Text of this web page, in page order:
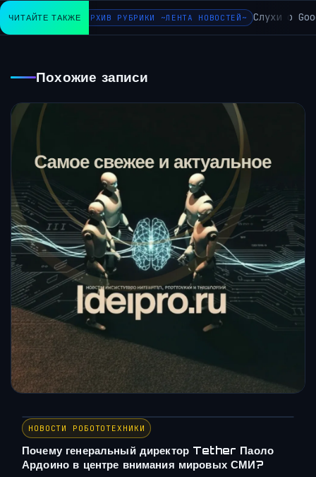
ЧИТАЙТЕ ТАКЖЕАРХИВ РУБРИКИ ~ЛЕНТА НОВОСТЕЙ~ Слухи о
Похожие записи
НОВОСТИ РОБОТОТЕХНИКИ
Почему генеральный директор Tether Паоло
Ардоино в центре внимания мировых СМИ?